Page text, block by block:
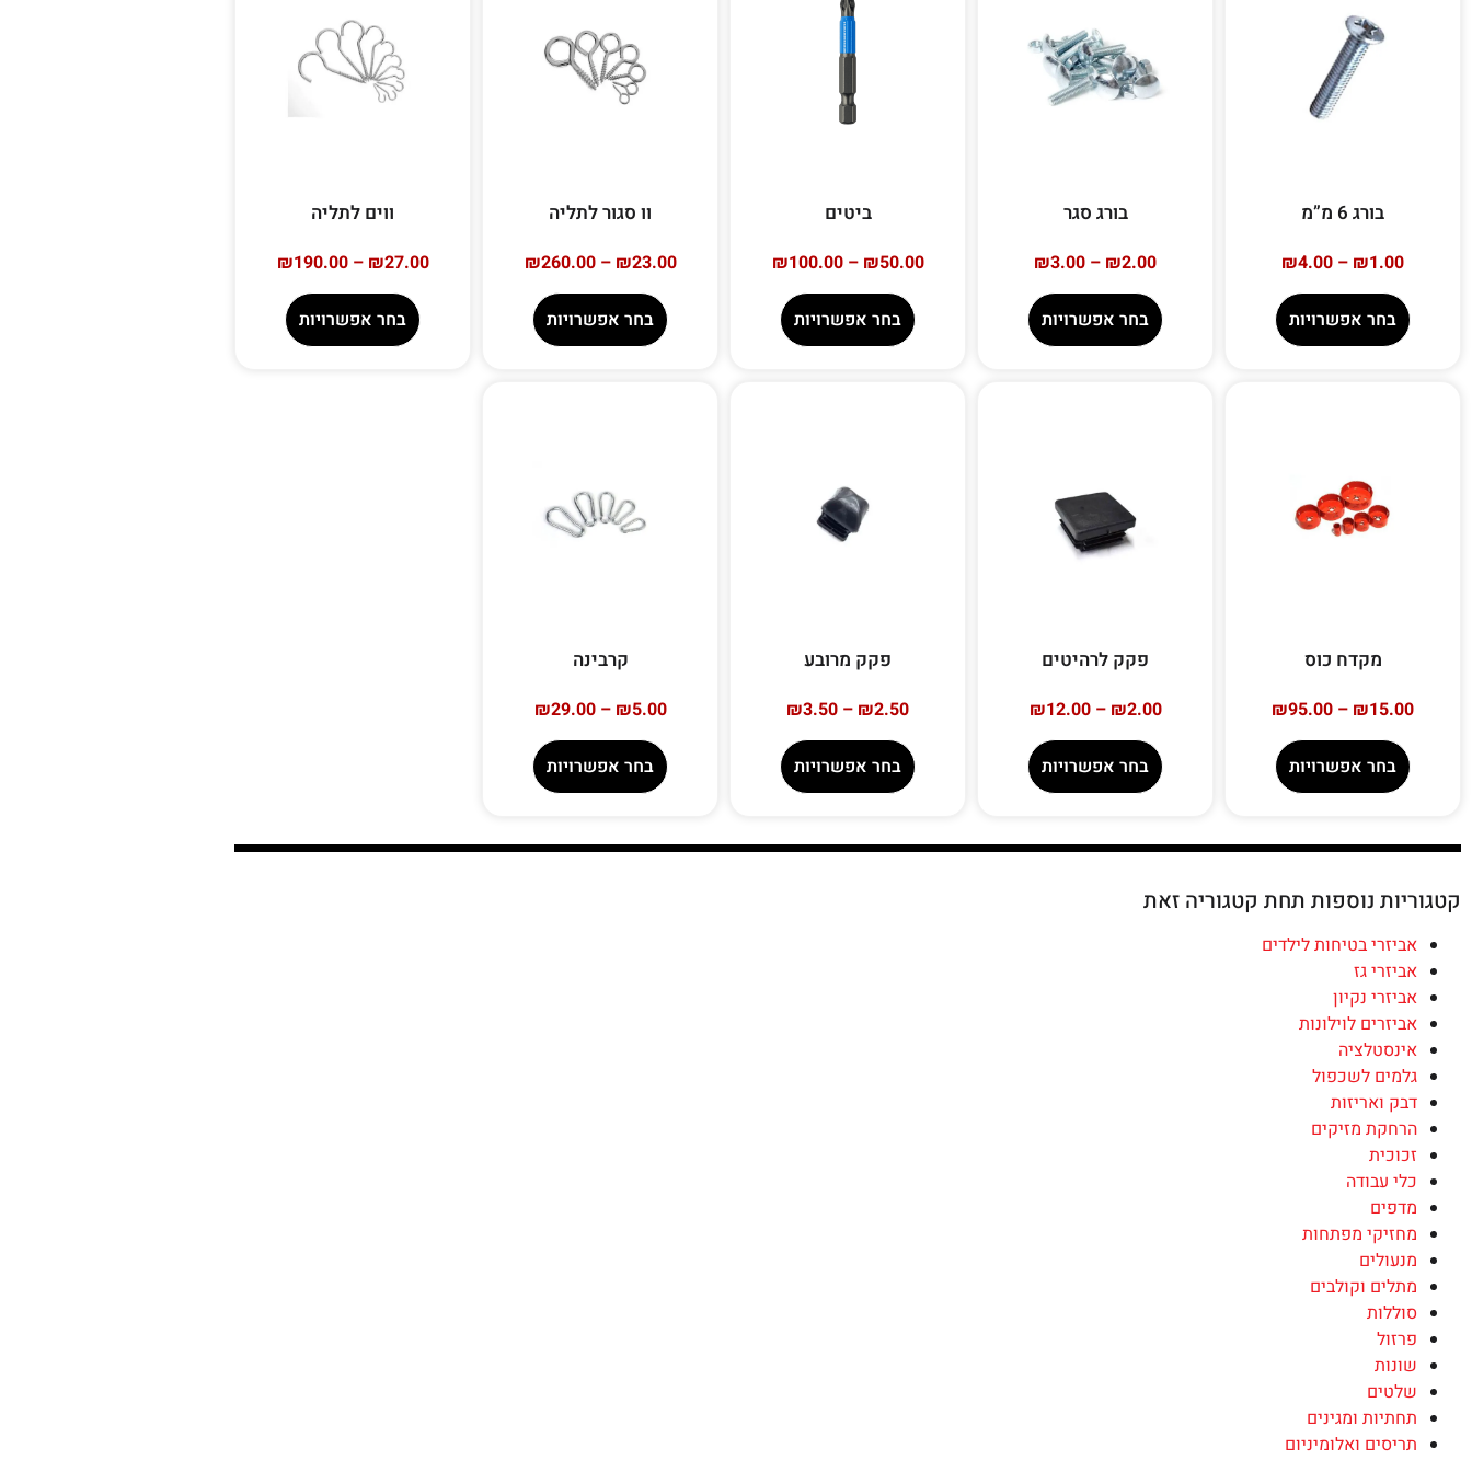
בורג 6 מ”מ
₪1.00
–
₪4.00
בחר אפשרויות
בורג סגר
₪2.00
–
₪3.00
בחר אפשרויות
ביטים
₪50.00
–
₪100.00
בחר אפשרויות
וו סגור לתליה
₪23.00
–
₪260.00
בחר אפשרויות
ווים לתליה
₪27.00
–
₪190.00
בחר אפשרויות
מקדח כוס
₪15.00
–
₪95.00
בחר אפשרויות
פקק לרהיטים
₪2.00
–
₪12.00
בחר אפשרויות
פקק מרובע
₪2.50
–
₪3.50
בחר אפשרויות
קרבינה
₪5.00
–
₪29.00
בחר אפשרויות
קטגוריות נוספות תחת קטגוריה זאת
אביזרי בטיחות לילדים
אביזרי גז
אביזרי נקיון
אביזרים לוילונות
אינסטלציה
גלמים לשכפול
דבק ואריזות
הרחקת מזיקים
זכוכית
כלי עבודה
מדפים
מחזיקי מפתחות
מנעולים
מתלים וקולבים
סוללות
פרזול
שונות
שלטים
תחתיות ומגינים
תריסים ואלומיניום